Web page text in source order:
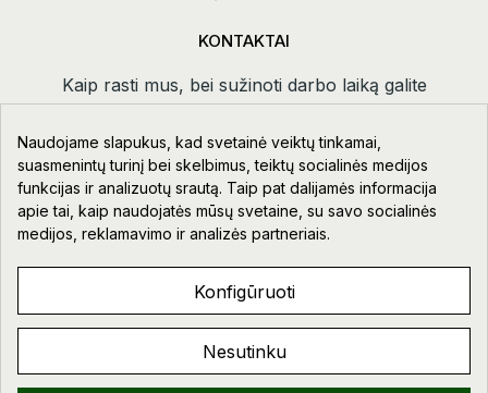
KONTAKTAI
Kaip rasti mus, bei sužinoti darbo laiką galite
paspauduskontaktai.
Taikos pr. 111-109, Klaipėda
+370 678 02418
info@aupre.lt
Facebook
AUPRE.LT © 2023 - 2026. VISOS TEISĖS SAUGOMOS.
Naudojame slapukus, kad svetainė veiktų tinkamai,
suasmenintų turinį bei skelbimus, teiktų socialinės medijos
funkcijas ir analizuotų srautą. Taip pat dalijamės informacija
apie tai, kaip naudojatės mūsų svetaine, su savo socialinės
medijos, reklamavimo ir analizės partneriais.
Konfigūruoti
Nesutinku